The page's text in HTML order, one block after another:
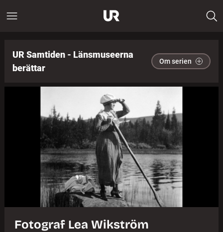
UR Samtiden - Länsmuseerna
berättar
Om serien
Fotograf Lea Wikström